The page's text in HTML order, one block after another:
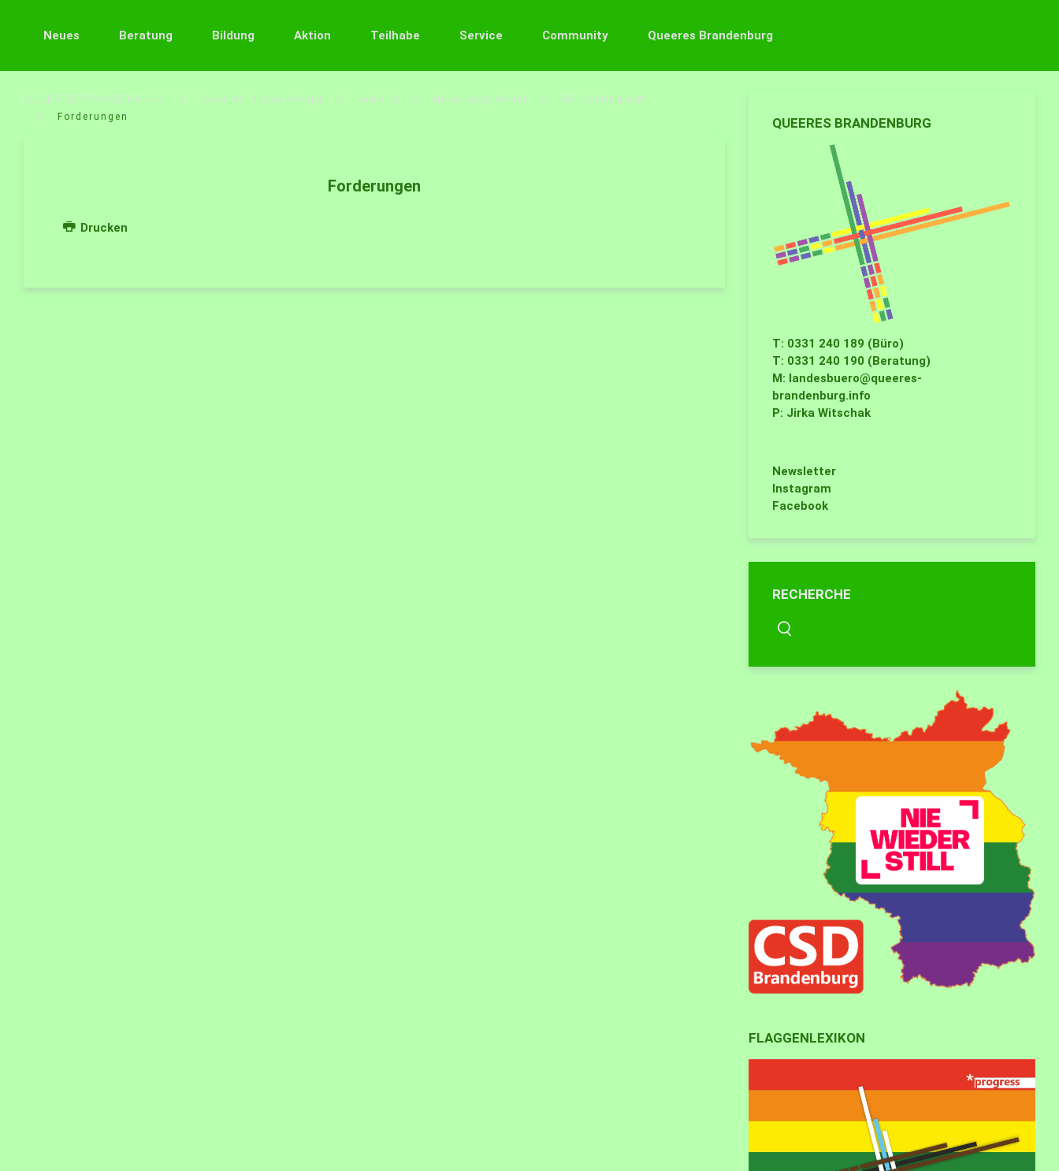
Neues Beratung Bildung Aktion Teilhabe Service Community Queeres Brandenburg
QUEERES BRANDENBURG Queeres Brandenburg Leitbild Handlungsfelder
HF Coming-out
Forderungen
Forderungen
Drucken
QUEERES BRANDENBURG
T: 0331 240 189 (Büro)
T: 0331 240 190 (Beratung)
M: landesbuero@queeres-
brandenburg.info
P: Jirka Witschak
Newsletter
Instagram
Facebook
RECHERCHE
FLAGGENLEXIKON